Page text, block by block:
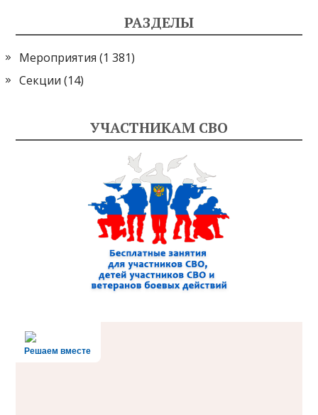
РАЗДЕЛЫ
Мероприятия (1 381)
Секции (14)
УЧАСТНИКАМ СВО
Решаем вместе